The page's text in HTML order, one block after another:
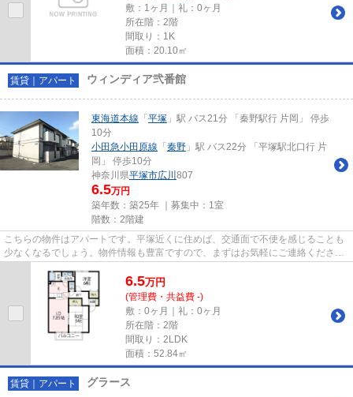
敷：1ヶ月｜礼：0ヶ月
所在階：2階
間取り：1K
面積：20.10㎡
賃貸｜アパート ウィンディア弐番館
東海道本線 「平塚 」駅 バス21分 「秦野駅行 片岡」 停歩
10分
小田急小田原線 「秦野 」駅 バス22分 「平塚駅北口行 片
岡」 停歩10分
神奈川県平塚市広川 807
6.5万円
築年数：築25年 ｜募集中： 1室
階数：2階建
こちらの物件はアパートです。平塚近くに住めば、交通面で不便を感じることも
少なくなるでしょう。物件情報も豊富ですので、まずはお気軽にご連絡くださ
6.5万円
(管理費・共益費 -)
敷：0ヶ月｜礼：0ヶ月
所在階：2階
間取り：2LDK
面積：52.84㎡
賃貸｜アパート グラース